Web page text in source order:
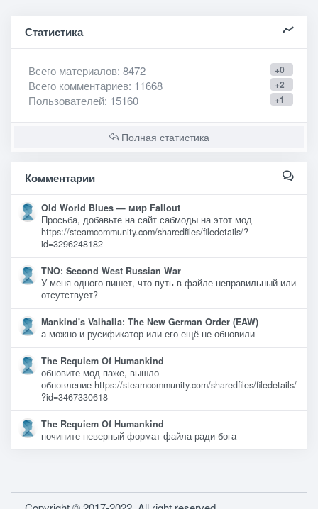
Статистика
+0
Всего материалов: 8472
+2
Всего комментариев: 11668
+1
Пользователей: 15160
Полная статистика
Комментарии
Old World Blues — мир Fallout
Просьба, добавьте на сайт сабмоды на этот мод
https://steamcommunity.com/sharedfiles/filedetails/?
id=3296248182
TNO: Second West Russian War
У меня одного пишет, что путь в файле неправильный или
отсутствует?
Mankind's Valhalla: The New German Order (EAW)
а можно и русификатор или его ещё не обновили
The Requiem Of Humankind
обновите мод паже, вышло
обновление https://steamcommunity.com/sharedfiles/filedetails/
?id=3467330618
The Requiem Of Humankind
почините неверный формат файла ради бога